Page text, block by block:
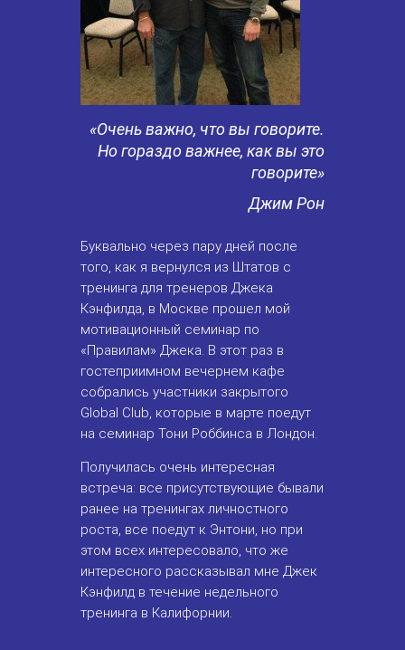
«Очень важно, что вы говорите.
Но гораздо важнее, как вы это
говорите»
Джим Рон
Буквально через пару дней после
того, как я вернулся из Штатов с
тренинга для тренеров Джека
Кэнфилда, в Москве прошел мой
мотивационный семинар по
«Правилам» Джека. В этот раз в
гостеприимном вечернем кафе
собрались участники закрытого
Global Club, которые в марте поедут
на семинар Тони Роббинса в Лондон.
Получилась очень интересная
встреча: все присутствующие бывали
ранее на тренингах личностного
роста, все поедут к Энтони, но при
этом всех интересовало, что же
интересного рассказывал мне Джек
Кэнфилд в течение недельного
тренинга в Калифорнии.